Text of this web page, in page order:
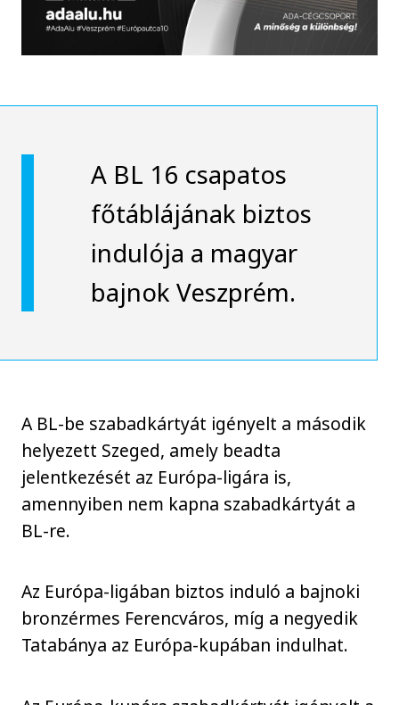
A BL 16 csapatos
főtáblájának biztos
indulója a magyar
bajnok Veszprém.
A BL-be szabadkártyát igényelt a második
helyezett Szeged, amely beadta
jelentkezését az Európa-ligára is,
amennyiben nem kapna szabadkártyát a
BL-re.
Az Európa-ligában biztos induló a bajnoki
bronzérmes Ferencváros, míg a negyedik
Tatabánya az Európa-kupában indulhat.